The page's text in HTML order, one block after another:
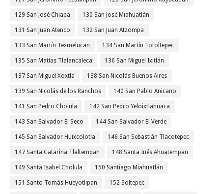
129 San José Chiapa 130 San José Miahuatlán
131 San Juan Atenco 132 San Juan Atzompa
133 San Martín Texmelucan 134 San Martín Totoltepec
135 San Matías Tlalancaleca 136 San Miguel Ixitlán
137 San Miguel Xoxtla 138 San Nicolás Buenos Aires
139 San Nicolás de los Ranchos 140 San Pablo Anicano
141 San Pedro Cholula 142 San Pedro Yeloixtlahuaca
143 San Salvador El Seco 144 San Salvador El Verde
145 San Salvador Huixcolotla 146 San Sebastián Tlacotepec
147 Santa Catarina Tlaltempan 148 Santa Inés Ahuatempan
149 Santa Isabel Cholula 150 Santiago Miahuatlán
151 Santo Tomás Hueyotlipan 152 Soltepec